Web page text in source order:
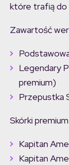
które trafią do
Zawartość
Legendary
premium)
Przepustka
Skórki
Kapitan
Kapitan